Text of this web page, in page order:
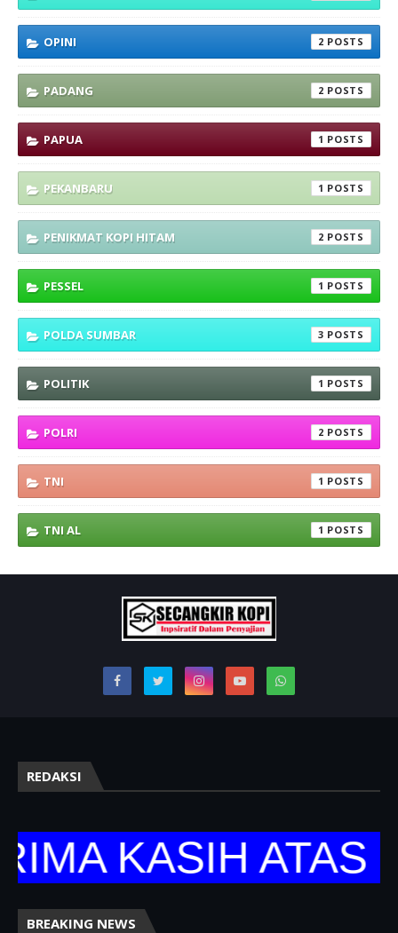
OPINI 2
PADANG 2
PAPUA 1
PEKANBARU 1
PENIKMAT KOPI HITAM 2
PESSEL 1
POLDA SUMBAR 3
POLITIK 1
POLRI 2
TNI 1
TNI AL 1
REDAKSI
KASIH ATAS
BREAKING NEWS